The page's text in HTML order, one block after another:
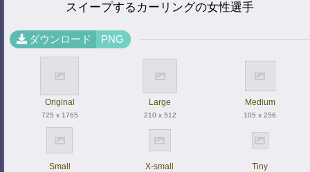
スイープするカーリングの女性選手
ダウンロード PNG
Original
725 x 1765
Large
210 x 512
Medium
105 x 256
Small X-small Tiny